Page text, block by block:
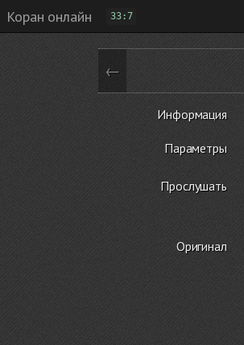
Коран онлайн 33:7
←
Информация
Параметры
Прослушать
Оригинал